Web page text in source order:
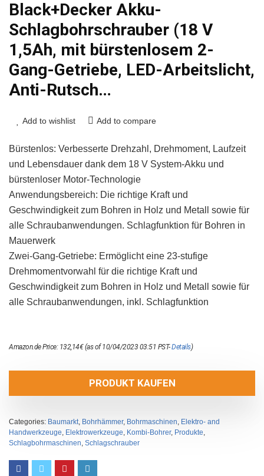
Black+Decker Akku-
Schlagbohrschrauber (18 V
1,5Ah, mit bürstenlosem 2-
Gang-Getriebe, LED-Arbeitslicht,
Anti-Rutsch…
Add to wishlist Add to compare
Bürstenlos: Verbesserte Drehzahl, Drehmoment, Laufzeit
und Lebensdauer dank dem 18 V System-Akku und
bürstenloser Motor-Technologie
Anwendungsbereich: Die richtige Kraft und
Geschwindigkeit zum Bohren in Holz und Metall sowie für
alle Schraubanwendungen. Schlagfunktion für Bohren in
Mauerwerk
Zwei-Gang-Getriebe: Ermöglicht eine 23-stufige
Drehmomentvorwahl für die richtige Kraft und
Geschwindigkeit zum Bohren in Holz und Metall sowie für
alle Schraubanwendungen, inkl. Schlagfunktion
Amazon.de Price: 132,14€(as of 10/04/2023 03:51 PST-Details)
PRODUKT KAUFEN
Categories: Baumarkt Bohrhämmer, Bohrmaschinen Elektro- and
Handwerkzeuge Elektrowerkzeuge Kombi-Bohrer, Produkte
Schlagbohrmaschinen Schlagschrauber